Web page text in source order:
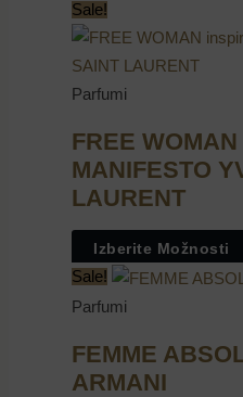
Sale!
Parfumi
FREE
MANIFESTO
LAURENT
Izberite Možnosti
Sale!
Parfumi
FEMME
ARMANI